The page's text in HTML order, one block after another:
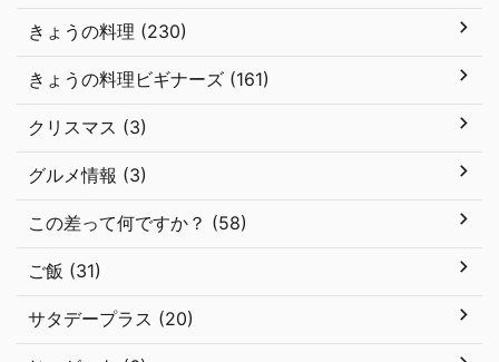
きょうの料理 (230)
きょうの料理ビギナーズ (161)
クリスマス (3)
グルメ情報 (3)
この差って何ですか？ (58)
ご飯 (31)
サタデープラス (20)